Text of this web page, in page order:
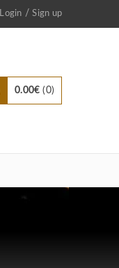
Login /Sign up
0.00€ 0